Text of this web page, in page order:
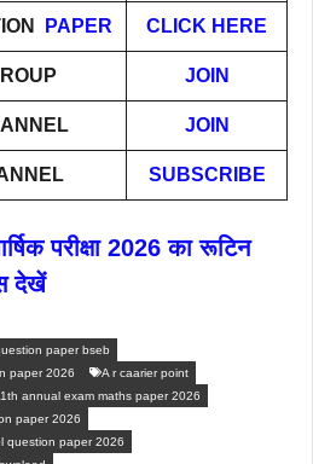
PAPER CLICK HERE
JOIN
JOIN
SUBSCRIBE
परीक्षा 2026 का रूटिन
देखें
paper bseb
paper 2026
A r caarier point
annual exam maths paper 2026
paper 2026
question paper 2026